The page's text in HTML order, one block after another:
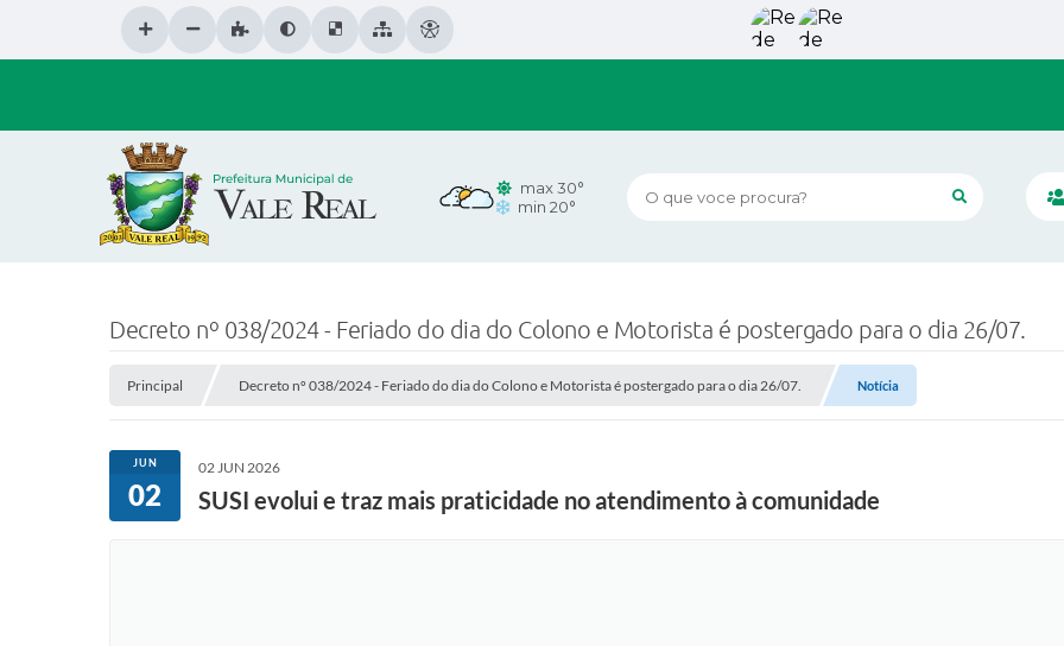
O que voce procura?
max 30°
min 20°
Decreto nº 038/2024 - Feriado do dia do Colono e Motorista é postergado para o dia 26/07.
Principal Decreto nº 038/2024 - Feriado do dia do Colono e Motorista é postergado para o dia 26/07. Notícia
JUN
02
02 JUN 2026
SUSI evolui e traz mais praticidade no atendimento à comunidade